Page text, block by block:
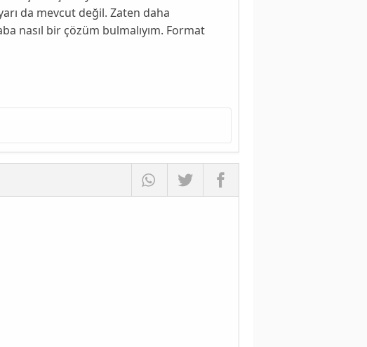
da mevcut değil. Zaten daha
nasıl bir çözüm bulmalıyım. Format